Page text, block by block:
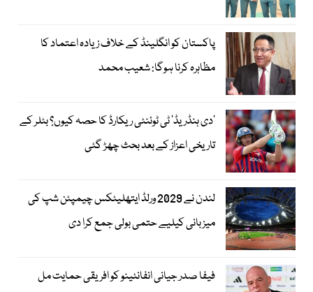
پاکستان کو انگلینڈ کے خلاف زیادہ اعتماد کا
مظاہرہ کرنا ہوگا: شعیب محمد
’دی ہنڈریڈ‘ ٹی ٹوئنٹی ریکارڈ کا حصہ کیوں؟ بٹلر کے
تاریخی اعزاز کے بعد بحث چھڑ گئی
لندن نے 2029 ورلڈ ایتھلیٹکس چیمپئن شپ کی
میزبانی کیلیے حتمی بولی جمع کرا دی
فیفا صدر جیانی انفانٹینو کو افریقی حمایت مل